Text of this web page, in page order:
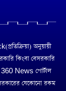
অনুয়ায়ী
কিংবা বেসরকারি
News পোর্টাল
সরকারের যেকোনো রকম